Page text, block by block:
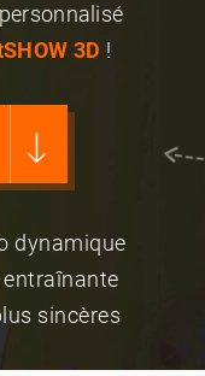
3D !
dynamique
entraînante
sincères